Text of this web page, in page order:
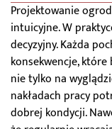
Projektowanie
intuicyjne. W
decyzyjny. Każda
konsekwencje,
nie tylko na
nakładach pracy
dobrej kondycji.